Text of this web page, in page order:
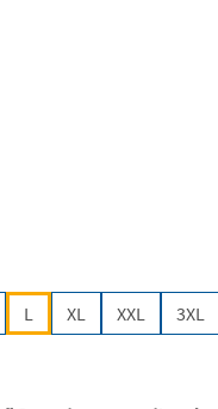
L XL XXL 3XL